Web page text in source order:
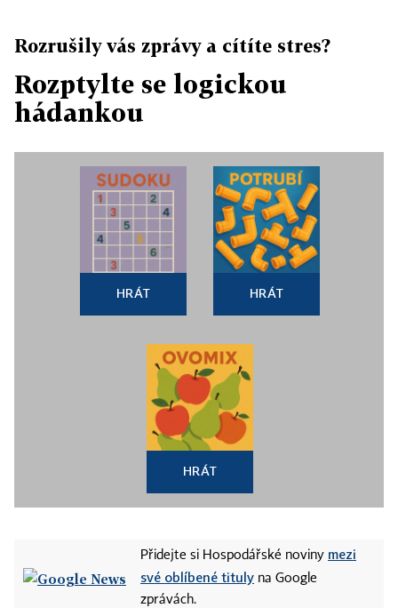
Rozrušily vás zprávy a cítíte stres?
Rozptylte se logickou
hádankou
HRÁT HRÁT
HRÁT
Přidejte si Hospodářské noviny mezi
své oblíbené tituly na Google
zprávách.